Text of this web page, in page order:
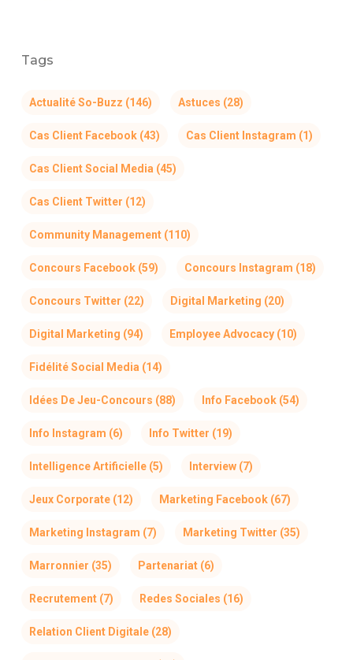
Tags
Actualité So-Buzz (146) Astuces (28)
Cas Client Facebook(43) Cas Client Instagram (1)
Cas Client Social Media (45)
Cas Client Twitter (12)
Community Management(110)
Concours Facebook(59) Concours Instagram (18)
Concours Twitter (22) Digital Marketing (20)
Digital Marketing (94) Employee Advocacy(10)
Fidélité Social Media (14)
Idées De Jeu-Concours (88) Info Facebook(54)
Info Instagram (6) Info Twitter (19)
Intelligence Artificielle(5) Interview(7)
Jeux Corporate(12) Marketing Facebook(67)
Marketing Instagram (7) Marketing Twitter (35)
Marronnier (35) Partenariat(6)
Recrutement(7) Redes Sociales (16)
Relation Client Digitale(28)